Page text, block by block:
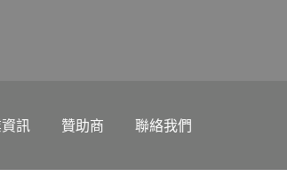
訊 贊助商 聯絡我們